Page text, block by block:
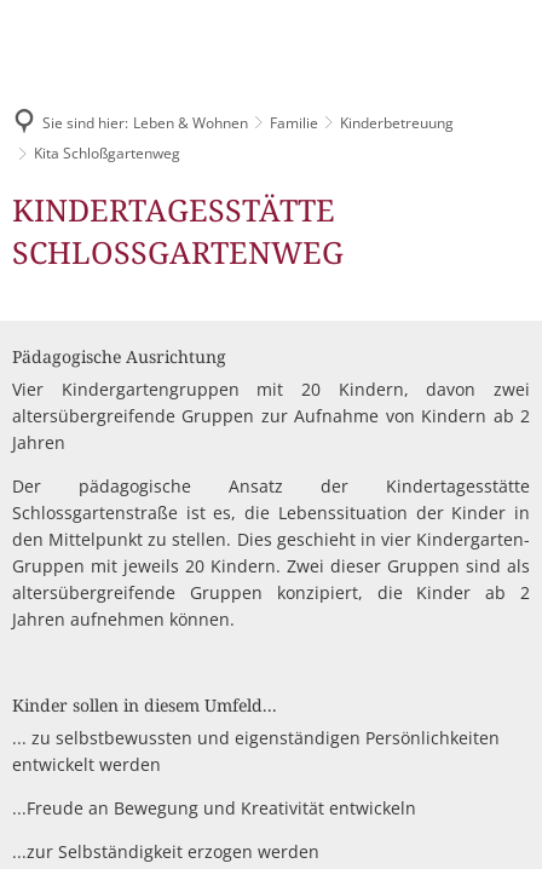
Stellenangebote
Ausschreibungen
Bauleitpläne
Wahlen
Flüchtlingshilfe
Bürgerbüro
Unsere Leistungen für Sie
Städtische Gremien
Mitarbeitende
Gesundheit & Sicherheit
Familie
Streetwork / Mobile
Jugend
Kultur
Bürgermobil
DGHs
Bürgerhaus
Konzertsaal LMAH
Fahrpläne
Müllabfuhr
Friedhöfe
Tourist-Information
Schlitzer Destillerie
Gastronomie
Unterkünfte
Gruppenangebote & Führungen
Historisches erleben
Freizeitangebote
Schlitzer Geschichten
STADTENTWICKLUNG
Stadtmarketing
Industrie- und Gewerbeflächen
Dorfentwicklung IKEK
Sie sind hier: Leben & Wohnen Familie
Kinderbetreuung
Kita Schloßgartenweg
Kita
Schloßgartenweg
KINDERTAGESSTÄTTE
SCHLOSSGARTENWEG
Pädagogische Ausrichtung
Vier Kindergartengruppen mit 20 Kindern, davon zwei
altersübergreifende Gruppen zur Aufnahme von Kindern ab 2
Jahren
Der pädagogische Ansatz der Kindertagesstätte
Schlossgartenstraße ist es, die Lebenssituation der Kinder in
den Mittelpunkt zu stellen. Dies geschieht in vier Kindergarten-
Gruppen mit jeweils 20 Kindern. Zwei dieser Gruppen sind als
altersübergreifende Gruppen konzipiert, die Kinder ab 2
Jahren aufnehmen können.
Kinder sollen in diesem Umfeld...
... zu selbstbewussten und eigenständigen Persönlichkeiten
entwickelt werden
...Freude an Bewegung und Kreativität entwickeln
...zur Selbständigkeit erzogen werden